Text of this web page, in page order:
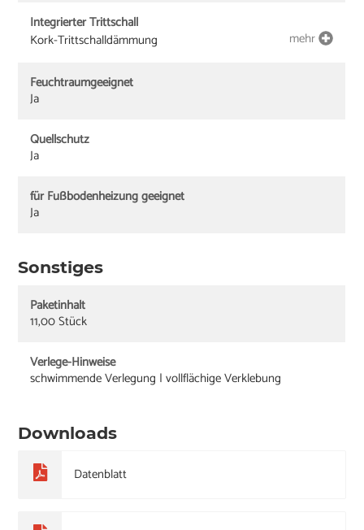
Integrierter Trittschall
Kork-Trittschalldämmung
mehr
Feuchtraumgeeignet
Ja
Quellschutz
Ja
für Fußbodenheizung geeignet
Ja
Sonstiges
Paketinhalt
11,00 Stück
Verlege-Hinweise
schwimmende Verlegung | vollflächige Verklebung
Downloads
Datenblatt